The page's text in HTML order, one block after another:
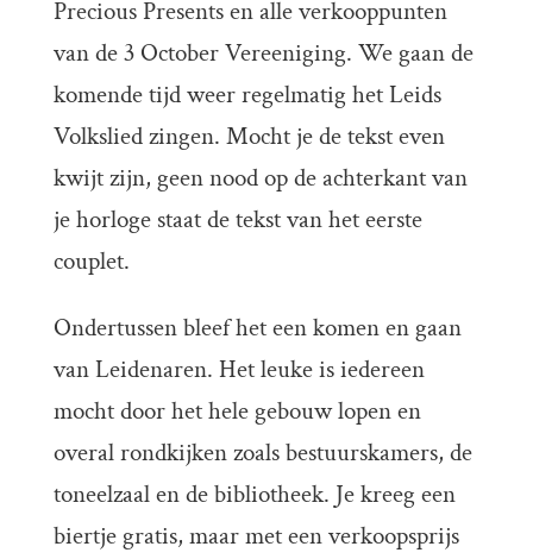
Precious Presents en alle verkooppunten
van de 3 October Vereeniging. We gaan de
komende tijd weer regelmatig het Leids
Volkslied zingen. Mocht je de tekst even
kwijt zijn, geen nood op de achterkant van
je horloge staat de tekst van het eerste
couplet.
Ondertussen bleef het een komen en gaan
van Leidenaren. Het leuke is iedereen
mocht door het hele gebouw lopen en
overal rondkijken zoals bestuurskamers, de
toneelzaal en de bibliotheek. Je kreeg een
biertje gratis, maar met een verkoopsprijs